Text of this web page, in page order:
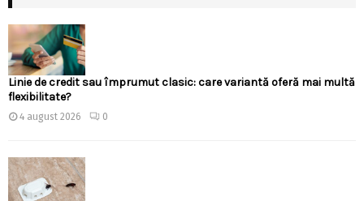
Linie de credit sau împrumut clasic: care variantă oferă mai multă
flexibilitate?
4 august 2026 0